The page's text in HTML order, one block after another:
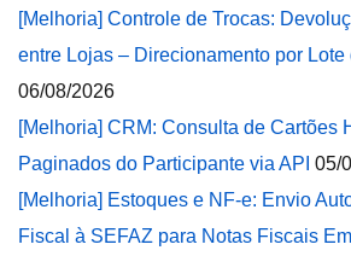
[Melhoria] Controle de Trocas:
entre Lojas – Direcionamento por Lote
06/08/2026
[Melhoria] CRM: Consulta de Cartões
Paginados do Participante via API 05/
[Melhoria] Estoques e NF-e: Envio
Fiscal à SEFAZ para Notas Fiscais